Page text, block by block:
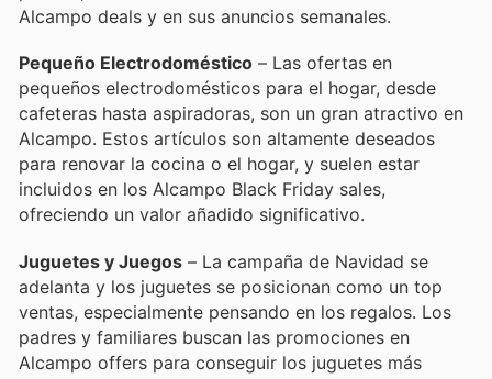
Alcampo deals y en sus anuncios semanales.
Pequeño Electrodoméstico – Las ofertas en
pequeños electrodomésticos para el hogar, desde
cafeteras hasta aspiradoras, son un gran atractivo en
Alcampo. Estos artículos son altamente deseados
para renovar la cocina o el hogar, y suelen estar
incluidos en los Alcampo Black Friday sales,
ofreciendo un valor añadido significativo.
Juguetes y Juegos – La campaña de Navidad se
adelanta y los juguetes se posicionan como un top
ventas, especialmente pensando en los regalos. Los
padres y familiares buscan las promociones en
Alcampo offers para conseguir los juguetes más